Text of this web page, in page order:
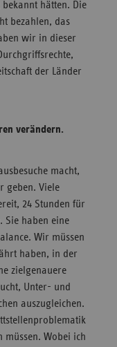
hätten. Die
bezahlen, das
wir in dieser
der Länder
verändern.
macht,
geben. Viele
24 Stunden für
Sie haben eine
Wir müssen
haben, in der
zielgenauere
Unter- und
auszugleichen.
Wobei ich